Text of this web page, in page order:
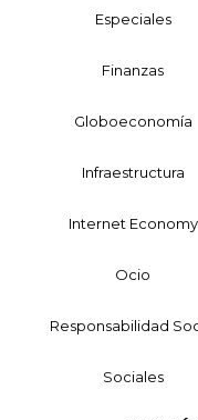
Especiales
Finanzas
Globoeconomía
Infraestructura
Internet Economy
Ocio
Responsabilidad
Sociales